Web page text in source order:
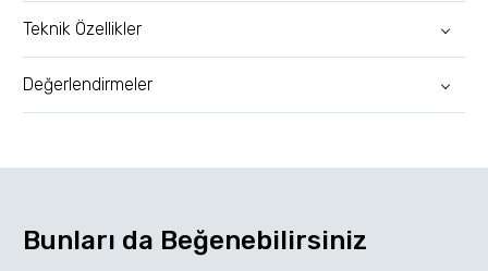
Teknik Özellikler
Değerlendirmeler
Bunları da Beğenebilirsiniz